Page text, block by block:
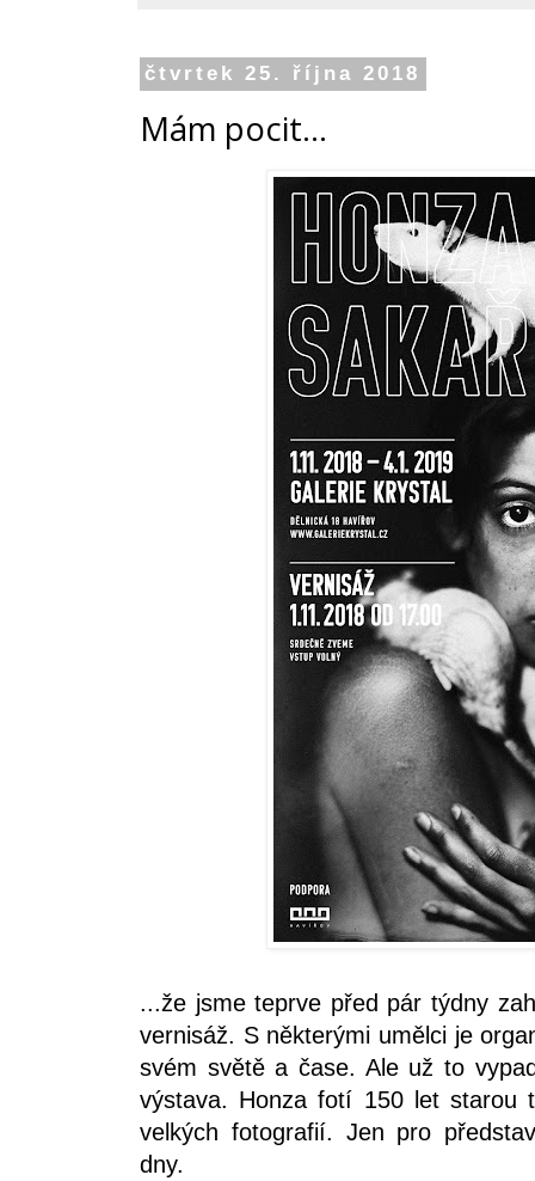
čtvrtek 25. října 2018
Mám pocit...
...že jsme teprve před pár týdny
vernisáž. S některými umělci je
svém světě a čase. Ale už to
výstava. Honza fotí 150 let starou
velkých fotografií. Jen pro
dny.